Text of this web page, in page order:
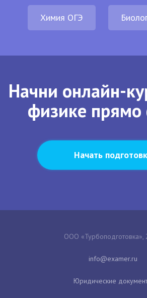
Химия ОГЭ
Начни онлайн-
физике прямо
Начать
ООО «Турбоподготовка»,
Юридические